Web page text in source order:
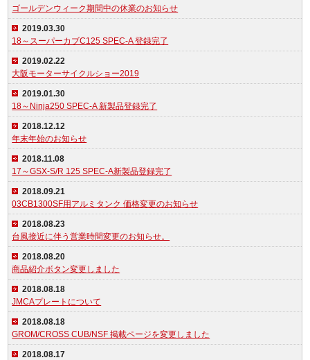
ゴールデンウィーク期間中の休業のお知らせ
2019.03.30
18～スーパーカブC125 SPEC-A 登録完了
2019.02.22
大阪モーターサイクルショー2019
2019.01.30
18～Ninja250 SPEC-A 新製品登録完了
2018.12.12
年末年始のお知らせ
2018.11.08
17～GSX-S/R 125 SPEC-A新製品登録完了
2018.09.21
03CB1300SF用アルミタンク 価格変更のお知らせ
2018.08.23
台風接近に伴う営業時間変更のお知らせ。
2018.08.20
商品紹介ボタン変更しました
2018.08.18
JMCAプレートについて
2018.08.18
GROM/CROSS CUB/NSF 掲載ページを変更しました
2018.08.17